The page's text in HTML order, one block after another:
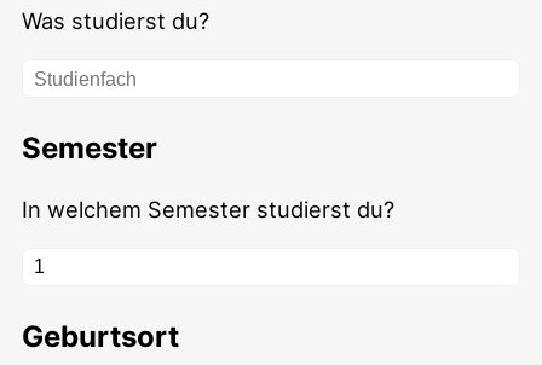
Was studierst du?
Semester
In welchem Semester studierst du?
Geburtsort